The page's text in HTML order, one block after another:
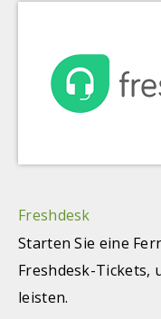
Freshdesk
Starten Sie eine
Freshdesk-Tickets,
leisten.